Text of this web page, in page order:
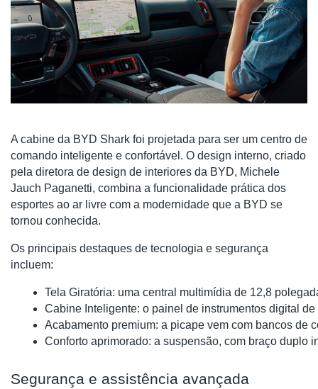
A cabine da BYD Shark foi projetada para ser um centro de
comando inteligente e confortável. O design interno, criado
pela diretora de design de interiores da BYD, Michele
Jauch Paganetti, combina a funcionalidade prática dos
esportes ao ar livre com a modernidade que a BYD se
tornou conhecida.
Os principais destaques de tecnologia e segurança
incluem:
Tela Giratória: uma central multimídia de 12,8
Cabine Inteligente: o painel de instrumentos digital
Acabamento premium: a picape vem com bancos de
Conforto aprimorado: a suspensão, com braço duplo
Segurança e assistência avançada